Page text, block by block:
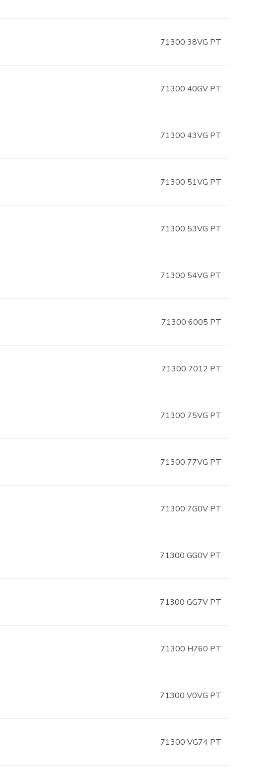
71300 38VG PT
71300 40GV PT
71300 43VG PT
71300 51VG PT
71300 53VG PT
71300 54VG PT
71300 6005 PT
71300 7012 PT
71300 75VG PT
71300 77VG PT
71300 7G0V PT
71300 GG0V PT
71300 GG7V PT
71300 H760 PT
71300 V0VG PT
71300 VG74 PT